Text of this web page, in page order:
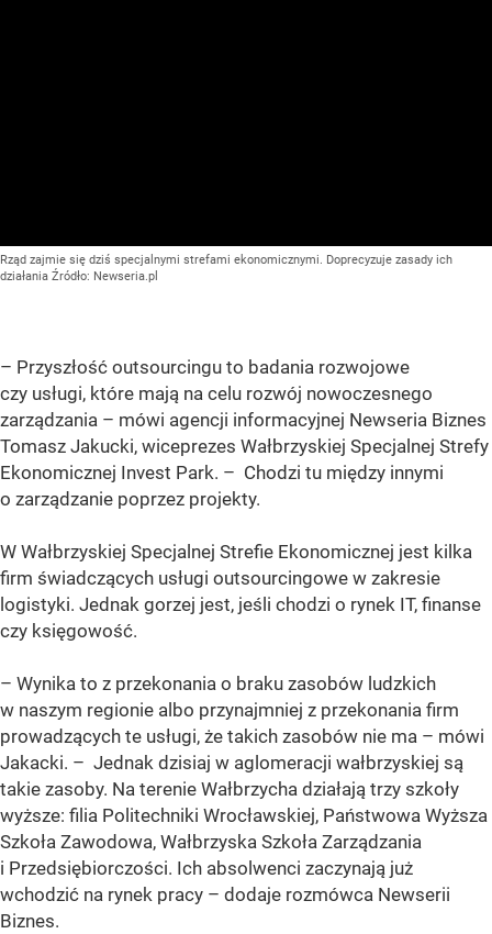
Rząd zajmie się dziś specjalnymi strefami ekonomicznymi. Doprecyzuje zasady ich
działania Źródło: Newseria.pl
– Przyszłość outsourcingu to badania rozwojowe
czy usługi, które mają na celu rozwój nowoczesnego
zarządzania – mówi agencji informacyjnej Newseria Biznes
Tomasz Jakucki, wiceprezes Wałbrzyskiej Specjalnej Strefy
Ekonomicznej Invest Park. – Chodzi tu między innymi
o zarządzanie poprzez projekty.
W Wałbrzyskiej Specjalnej Strefie Ekonomicznej jest kilka
firm świadczących usługi outsourcingowe w zakresie
logistyki. Jednak gorzej jest, jeśli chodzi o rynek IT, finanse
czy księgowość.
– Wynika to z przekonania o braku zasobów ludzkich
w naszym regionie albo przynajmniej z przekonania firm
prowadzących te usługi, że takich zasobów nie ma – mówi
Jakacki. – Jednak dzisiaj w aglomeracji wałbrzyskiej są
takie zasoby. Na terenie Wałbrzycha działają trzy szkoły
wyższe: filia Politechniki Wrocławskiej, Państwowa Wyższa
Szkoła Zawodowa, Wałbrzyska Szkoła Zarządzania
i Przedsiębiorczości. Ich absolwenci zaczynają już
wchodzić na rynek pracy – dodaje rozmówca Newserii
Biznes.